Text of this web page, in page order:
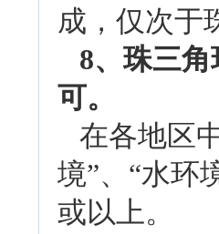
成，仅次于
8、珠三
可。
在各地区
境”、“水环
或以上。